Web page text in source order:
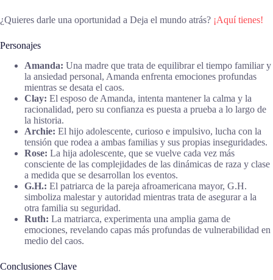
¿Quieres darle una oportunidad a Deja el mundo atrás? ¡Aquí tienes!
Personajes
Amanda: Una madre que trata de equilibrar el tiempo familiar y
la ansiedad personal, Amanda enfrenta emociones profundas
mientras se desata el caos.
Clay: El esposo de Amanda, intenta mantener la calma y la
racionalidad, pero su confianza es puesta a prueba a lo largo de
la historia.
Archie: El hijo adolescente, curioso e impulsivo, lucha con la
tensión que rodea a ambas familias y sus propias inseguridades.
Rose: La hija adolescente, que se vuelve cada vez más
consciente de las complejidades de las dinámicas de raza y clase
a medida que se desarrollan los eventos.
G.H.: El patriarca de la pareja afroamericana mayor, G.H.
simboliza malestar y autoridad mientras trata de asegurar a la
otra familia su seguridad.
Ruth: La matriarca, experimenta una amplia gama de
emociones, revelando capas más profundas de vulnerabilidad en
medio del caos.
Conclusiones Clave